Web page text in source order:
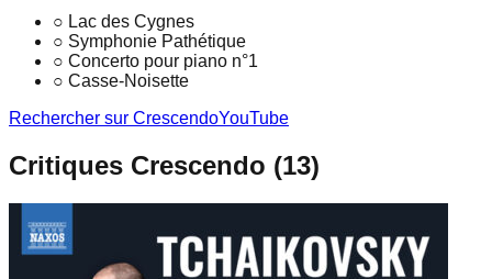
○ Lac des Cygnes
○ Symphonie Pathétique
○ Concerto pour piano n°1
○ Casse-Noisette
Rechercher sur CrescendoYouTube
Critiques Crescendo (13)